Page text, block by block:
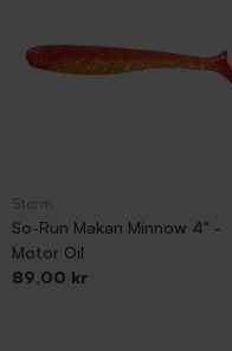
So-Run Makan Minnow 4" -
Motor Oil
Pris
89,00 kr